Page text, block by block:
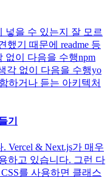
넣을 수 있는지 잘 모르
했기 때문에 readme 등
없이 다음을 수행npm
각 없이 다음을 수행yo
함하거나 듣는 아키텍처
기
Vercel & Next.js가 매우
하고 있습니다. 그런 다
를 사용하면 클래스